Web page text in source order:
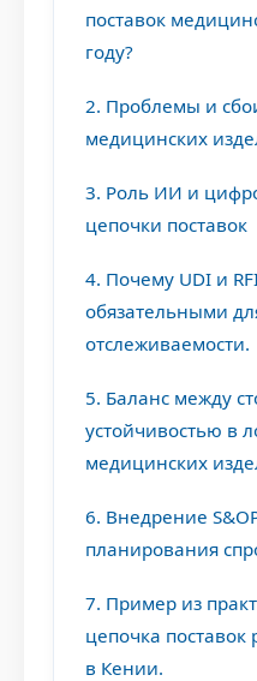
поставок
году?
2. Проблемы и
медицинских
3. Роль ИИ и
цепочки поставок
4. Почему UDI и
обязательными
отслеживаемости.
5. Баланс между
устойчивостью в
медицинских
6. Внедрение
планирования
7. Пример из
цепочка поставок
в Кении.